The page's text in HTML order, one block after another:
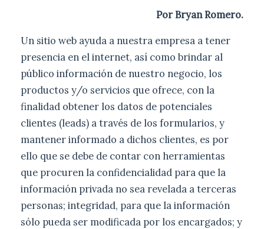
Por Bryan Romero.
Un sitio web ayuda a nuestra empresa a tener
presencia en el internet, así como brindar al
público información de nuestro negocio, los
productos y/o servicios que ofrece, con la
finalidad obtener los datos de potenciales
clientes (leads) a través de los formularios, y
mantener informado a dichos clientes, es por
ello que se debe de contar con herramientas
que procuren la confidencialidad para que la
información privada no sea revelada a terceras
personas; integridad, para que la información
sólo pueda ser modificada por los encargados; y